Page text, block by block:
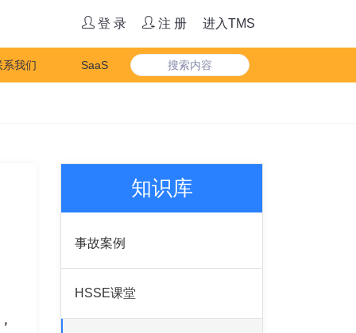
登 录 注 册 进入TMS
系我们 SaaS
知识库
事故案例
HSSE课堂